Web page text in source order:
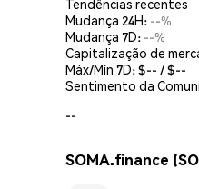
Tendências recentes
Mudança 24H: --%
Mudança 7D: --%
Capitalização de
Máx/Mín 7D: $-- / $--
Sentimento da
--
SOMA.finance